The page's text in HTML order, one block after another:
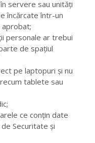
servere sau unități
încărcate într-un
aprobat;
personale ar trebui
de spațiul
pe laptopuri și nu
tablete sau
ce conțin date
Securitate și